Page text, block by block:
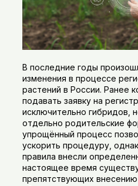
В последние годы
изменения в процессе
растений в России. Ранее
подавать заявку на
исключительно гибридов,
отдельно родительские
упрощённый процесс
ускорить процедуру,
правила внесли
настоящее время
препятствующих